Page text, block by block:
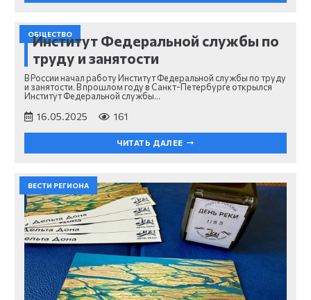
ОБЩЕСТВО
Институт Федеральной службы по
труду и занятости
В России начал работу Институт Федеральной службы по труду
и занятости. В прошлом году в Санкт-Петербурге открылся
Институт Федеральной службы…
16.05.2025 161
ЧИТАТЬ ДАЛЕЕ
ВЕСТИ РЕГИОНА